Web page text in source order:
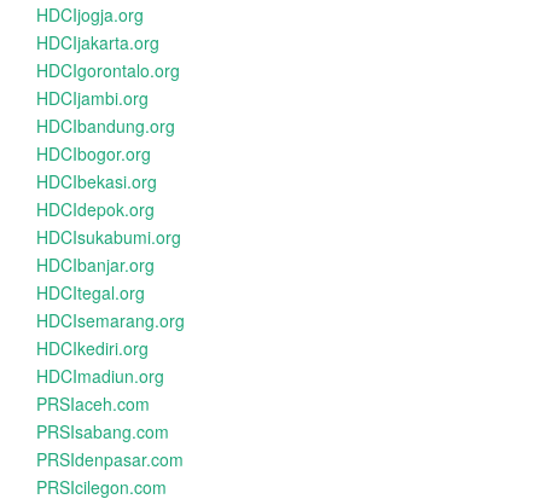
HDCIjogja.org
HDCIjakarta.org
HDCIgorontalo.org
HDCIjambi.org
HDCIbandung.org
HDCIbogor.org
HDCIbekasi.org
HDCIdepok.org
HDCIsukabumi.org
HDCIbanjar.org
HDCItegal.org
HDCIsemarang.org
HDCIkediri.org
HDCImadiun.org
PRSIaceh.com
PRSIsabang.com
PRSIdenpasar.com
PRSIcilegon.com